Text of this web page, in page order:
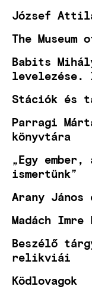
József
The
Babits
levelezése.
Stációk és
Parragi
könyvtára
„Egy
ismertünk”
Arany
Madách
Beszélő
relikviái
Ködlovagok